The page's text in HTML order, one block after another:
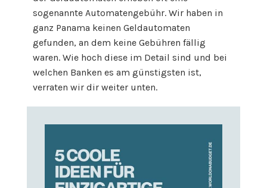
sogenannte Automatengebühr. Wir haben in
ganz Panama keinen Geldautomaten
gefunden, an dem keine Gebühren fällig
waren. Wie hoch diese im Detail sind und bei
welchen Banken es am günstigsten ist,
verraten wir dir weiter unten.